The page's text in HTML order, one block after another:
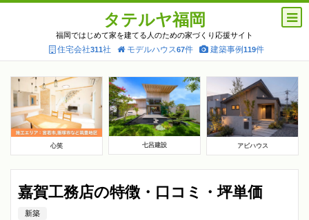
タテルヤ福岡
福岡ではじめて家を建てる人のための家づくり応援サイト
住宅会社311社 モデルハウス67件 建築事例119件
心笑 七呂建設 アビハウス
嘉賀工務店の特徴・口コミ・坪単価
新築